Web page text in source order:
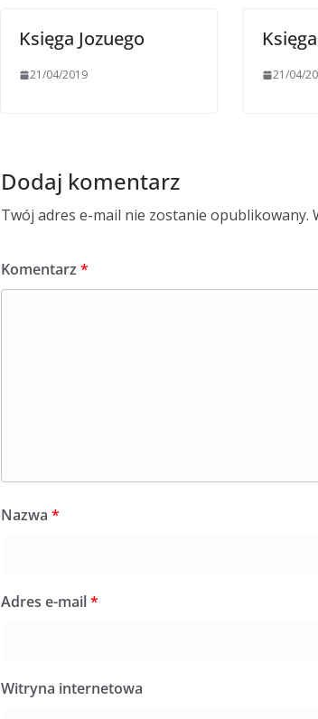
Księga Jozuego
21/04/2019 21/04/
Dodaj komentarz
Twój adres e-mail nie zostanie opublikowany.
Komentarz *
Nazwa *
Adres e-mail*
Witryna internetowa